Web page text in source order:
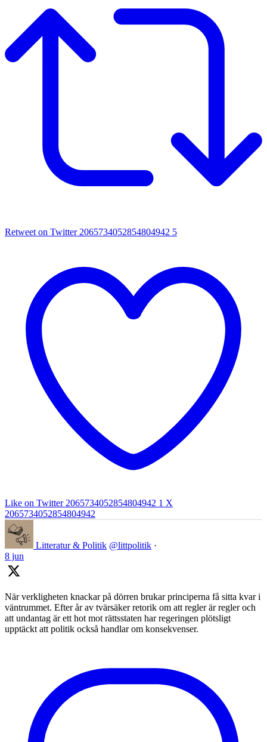
Retweet on Twitter 2065734052854804942 5
Like on Twitter 2065734052854804942 1 X
2065734052854804942
Litteratur & Politik @littpolitik ·
8 jun
När verkligheten knackar på dörren brukar principerna få sitta kvar i
väntrummet. Efter år av tvärsäker retorik om att regler är regler och
att undantag är ett hot mot rättsstaten har regeringen plötsligt
upptäckt att politik också handlar om konsekvenser.